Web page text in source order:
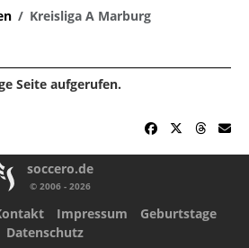
Kreisliga A Marburg
Seite aufgerufen.
soccero.de
© 2006 - 2026
Impressum
Geburtstage
Datenschutz